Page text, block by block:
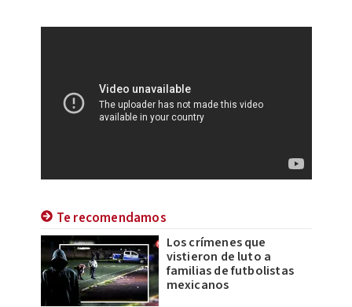
Te recomendamos
Los crímenes que
vistieron de luto a
familias de futbolistas
mexicanos